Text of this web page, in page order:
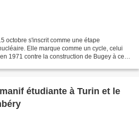
octobre s'inscrit comme une étape
Elle marque comme un cycle, celui
1971 contre la construction de Bugey à celle
étudiante à Turin et le